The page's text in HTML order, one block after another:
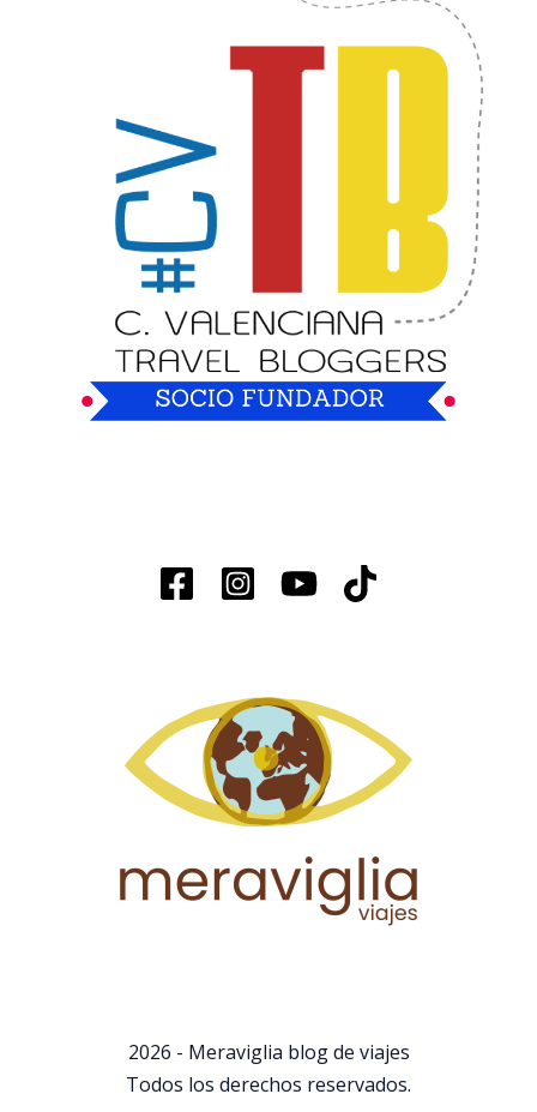
2026 - Meraviglia blog de viajes
Todos los derechos reservados.